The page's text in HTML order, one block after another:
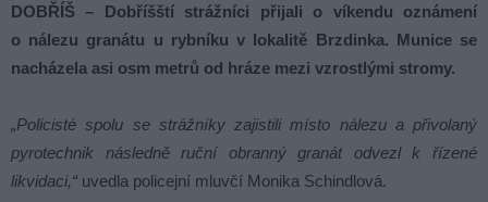
DOBŘÍŠ – Dobříšští strážníci přijali o víkendu oznámení
o nálezu granátu u rybníku v lokalitě Brzdinka. Munice se
nacházela asi osm metrů od hráze mezi vzrostlými stromy.
„Policisté spolu se strážníky zajistili místo nálezu a přivolaný
pyrotechnik následně ruční obranný granát odvezl k řízené
likvidaci,“ uvedla policejní mluvčí Monika Schindlová.